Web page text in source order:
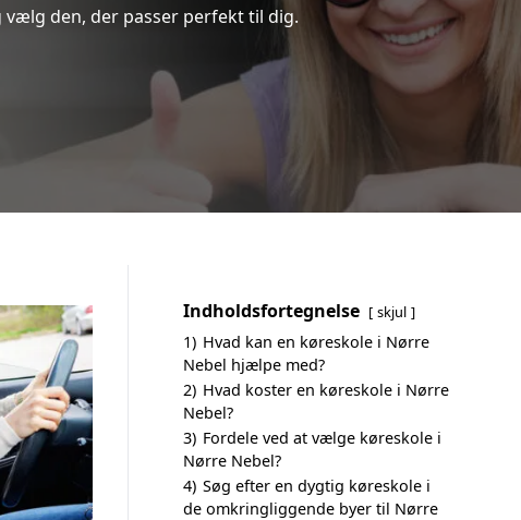
den, der passer perfekt til dig.
Indholdsfortegnelse skjul
1) Hvad kan en køreskole i Nørre
Nebel hjælpe med?
2) Hvad koster en køreskole i Nørre
Nebel?
3) Fordele ved at vælge køreskole i
Nørre Nebel?
4) Søg efter en dygtig køreskole i
de omkringliggende byer til Nørre